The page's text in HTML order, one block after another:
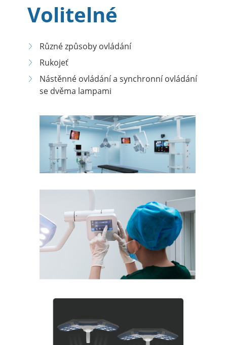
Volitelné
Různé způsoby ovládání
Rukojeť
Nástěnné ovládání a synchronní ovládání
se dvěma lampami